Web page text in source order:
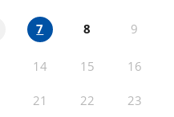
7 8 9
14 15 16
21 22 23